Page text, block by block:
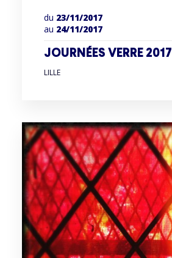
du 23/11/2017
au 24/11/2017
JOURNÉES VERRE 2017
LILLE